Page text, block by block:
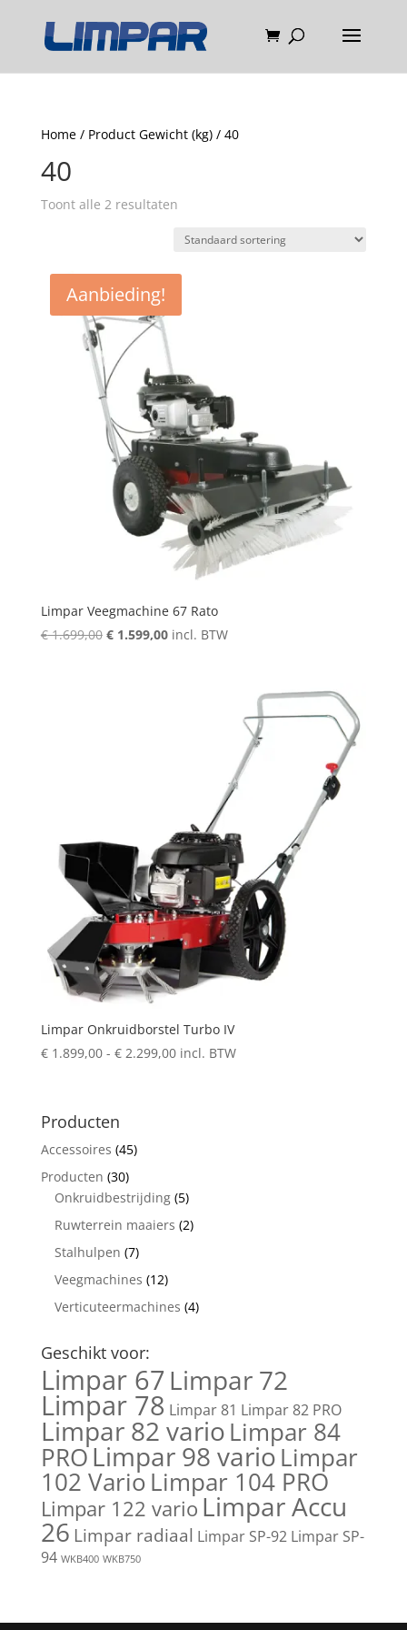
Home/ Product Gewicht (kg) / 40
40
Toont alle 2 resultaten
Aanbieding!
Limpar Veegmachine 67 Rato
€1.699,00 Oorspronkelijke
€1.599,00Huidige
incl. BTW
Limpar Onkruidborstel Turbo IV
€1.899,00 - €2.299,00Prijsklasse:
incl. BTW
Producten
Accessoires (45)
Producten (30)
Onkruidbestrijding (5)
Ruwterrein maaiers (2)
Stalhulpen (7)
Veegmachines (12)
Verticuteermachines (4)
Geschikt voor:
Limpar 67 Limpar 72
Limpar 78 Limpar 81 Limpar 82 PRO
Limpar 82 varioLimpar 84
PROLimpar 98 varioLimpar
102 VarioLimpar 104 PRO
Limpar 122 vario Limpar Accu
26 Limpar radiaal Limpar SP-92 Limpar SP-
94 WKB400 WKB750